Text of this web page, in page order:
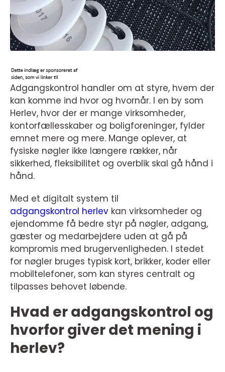
Adgangskontrol handler om at styre, hvem der
kan komme ind hvor og hvornår. I en by som
Herlev, hvor der er mange virksomheder,
kontorfællesskaber og boligforeninger, fylder
emnet mere og mere. Mange oplever, at
fysiske nøgler ikke længere rækker, når
sikkerhed, fleksibilitet og overblik skal gå hånd i
hånd.
Med et digitalt system til
adgangskontrol herlev kan virksomheder og
ejendomme få bedre styr på nøgler, adgang,
gæster og medarbejdere uden at gå på
kompromis med brugervenligheden. I stedet
for nøgler bruges typisk kort, brikker, koder eller
mobiltelefoner, som kan styres centralt og
tilpasses behovet løbende.
Hvad er adgangskontrol og
hvorfor giver det mening i
herlev?